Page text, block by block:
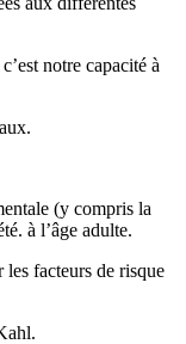
notre capacité à
(y compris la
à l’âge adulte.
facteurs de risque